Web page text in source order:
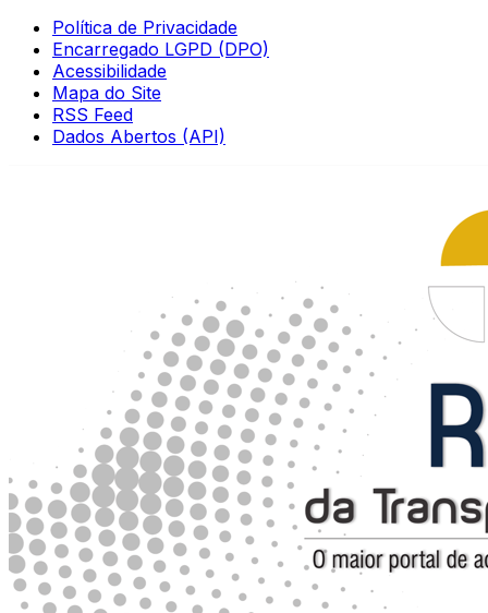
Política de Privacidade
Encarregado LGPD (DPO)
Acessibilidade
Mapa do Site
RSS Feed
Dados Abertos (API)